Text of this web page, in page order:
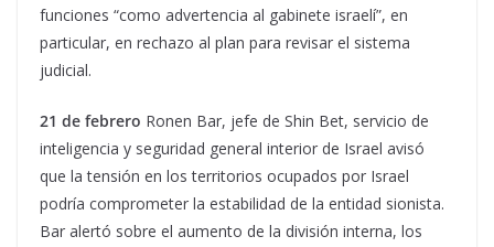
funciones “como advertencia al gabinete israelí”, en
particular, en rechazo al plan para revisar el sistema
judicial.
21 de febrero Ronen Bar, jefe de Shin Bet, servicio de
inteligencia y seguridad general interior de Israel avisó
que la tensión en los territorios ocupados por Israel
podría comprometer la estabilidad de la entidad sionista.
Bar alertó sobre el aumento de la división interna, los